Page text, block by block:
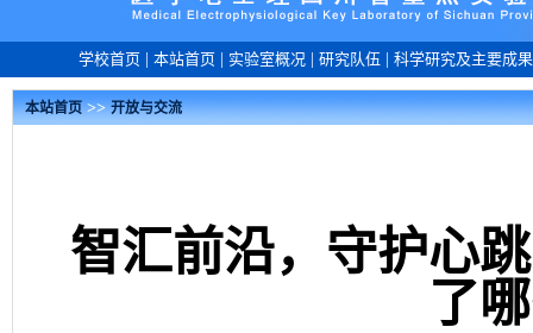
学校首页| 本站首页| 实验室概况| 研究队伍 科学研究及主要成果
本站首页>>开放与交流
智汇前沿，守护心
了